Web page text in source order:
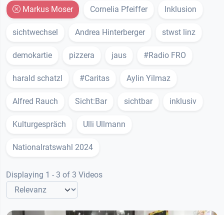
Markus Moser Cornelia Pfeiffer Inklusion
sichtwechsel Andrea Hinterberger stwst linz
demokartie pizzera jaus #Radio FRO
harald schatzl #Caritas Aylin Yilmaz
Alfred Rauch Sicht:Bar sichtbar inklusiv
Kulturgespräch Ulli Ullmann
Nationalratswahl 2024
Displaying 1 - 3 of 3 Videos